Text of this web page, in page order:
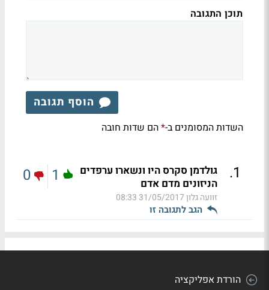
תוכן התגובה
הוסף תגובה
השדות המסומנים ב-*הם שדות חובה
1
.
גולדמן סקרס היו ונשארו ערפדים
הניזונים מדם אדם
זוועה גלון31/05/2017 08:33
הגב לתגובה זו
1
0
הורדת אפליקציה